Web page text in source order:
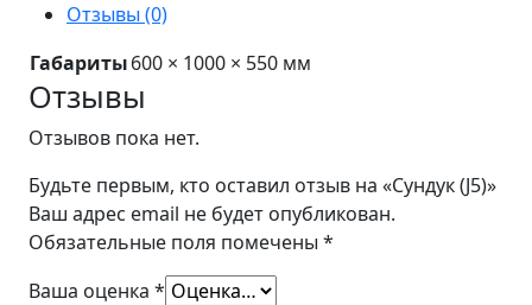
Отзывы (0)
Габариты600 × 1000 × 550 мм
Отзывы
Отзывов пока нет.
Будьте первым, кто оставил отзыв на «Сундук (J5)»
Ваш адрес email не будет опубликован.
Обязательные поля помечены *
Ваша оценка *